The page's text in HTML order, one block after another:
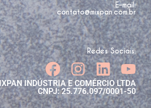
E-mail:
contato@mixpan.com.br
Redes Sociais:
INDÚSTRIA E COMÉRCIO LTDA
CNPJ: 25.776.097/0001-50